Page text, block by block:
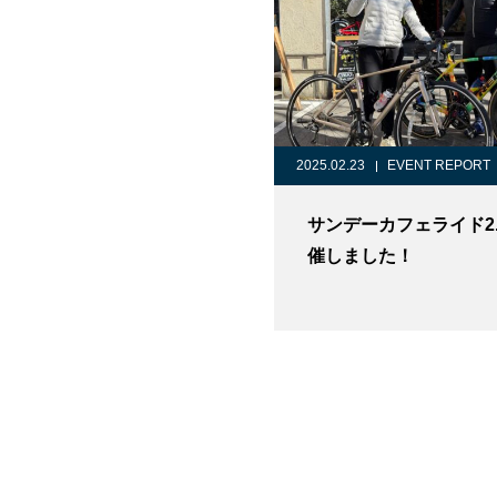
2025.02.23 EVENT REPORT
サンデーカフェライド
催しました！